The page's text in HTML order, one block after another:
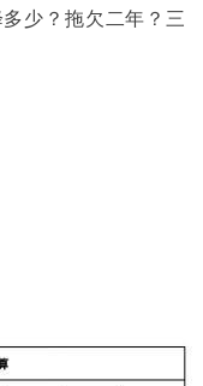
少？拖欠二年？三